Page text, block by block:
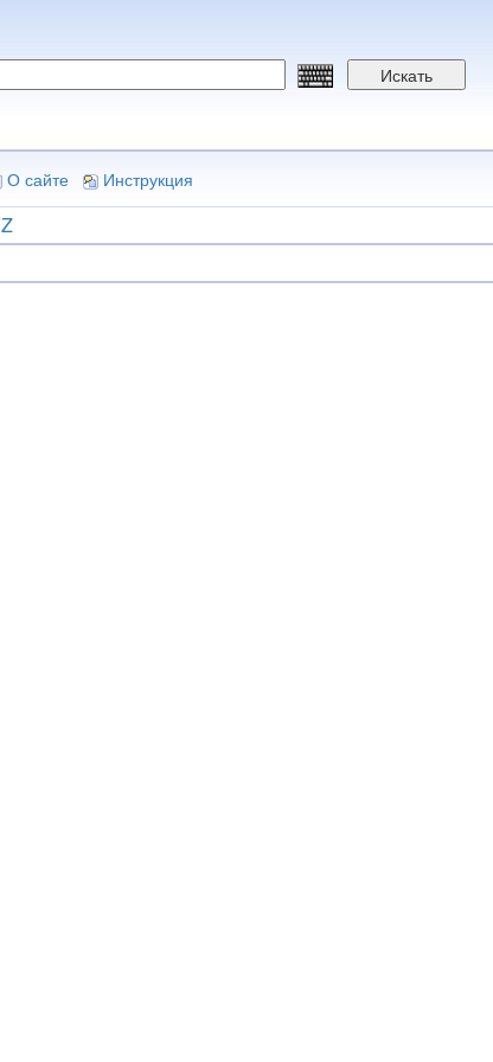
Искать
О сайте Инструкция
Z